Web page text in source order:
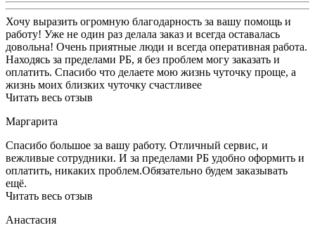
Хочу выразить огромную благодарность за вашу помощь и
работу! Уже не один раз делала заказ и всегда оставалась
довольна! Очень приятные люди и всегда оперативная работа.
Находясь за пределами РБ, я без проблем могу заказать и
оплатить. Спасибо что делаете мою жизнь чуточку проще, а
жизнь моих близких чуточку счастливее
Читать весь отзыв
Маргарита
Спасибо большое за вашу работу. Отличный сервис, и
вежливые сотрудники. И за пределами РБ удобно оформить и
оплатить, никаких проблем.Обязательно будем заказывать
ещё.
Читать весь отзыв
Анастасия